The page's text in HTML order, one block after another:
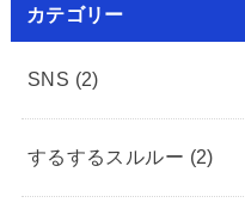
カテゴリー
SNS (2)
するするスルルー (2)